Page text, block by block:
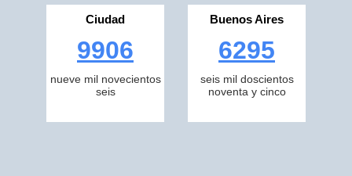
Ciudad
9906
nueve mil novecientos
seis
Buenos Aires
6295
seis mil doscientos
noventa y cinco